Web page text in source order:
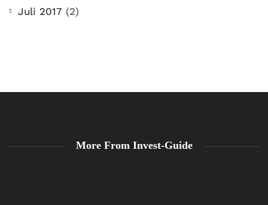
Juli 2017 (2)
More From Invest-Guide